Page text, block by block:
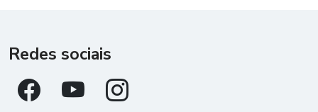
Redes sociais